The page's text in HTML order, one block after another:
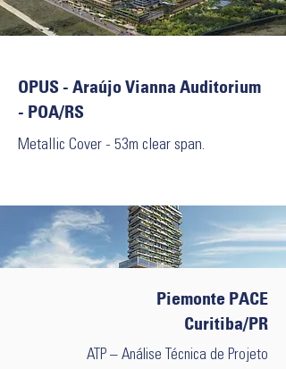
OPUS - Araújo Vianna Auditorium
- POA/RS
Metallic Cover - 53m clear span.
Piemonte PACE
Curitiba/PR
ATP – Análise Técnica de Projeto